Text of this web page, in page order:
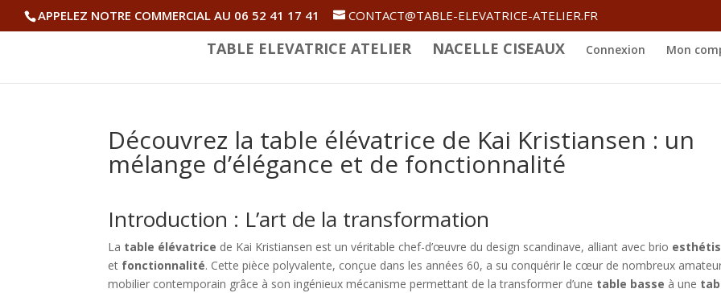
APPELEZ NOTRE COMMERCIAL AU 06 52 41 17 41 CONTACT@TABLE-ELEVATRICE-ATELIER.FR
TABLE ELEVATRICE ATELIER NACELLE CISEAUX Connexion Mon
Découvrez la table élévatrice de Kai Kristiansen : un
mélange d’élégance et de fonctionnalité
Introduction : L’art de la transformation
La table élévatrice de Kai Kristiansen est un véritable chef-d’œuvre du design scandinave, alliant avec brio
et fonctionnalité. Cette pièce polyvalente, conçue dans les années 60, a su conquérir le cœur de nombreux
mobilier contemporain grâce à son ingénieux mécanisme permettant de la transformer d’une table basse à une